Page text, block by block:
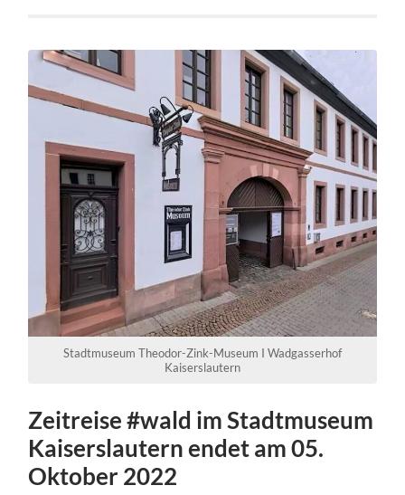
Stadtmuseum Theodor-Zink-Museum I Wadgasserhof
Kaiserslautern
Zeitreise #wald im Stadtmuseum
Kaiserslautern endet am 05.
Oktober 2022